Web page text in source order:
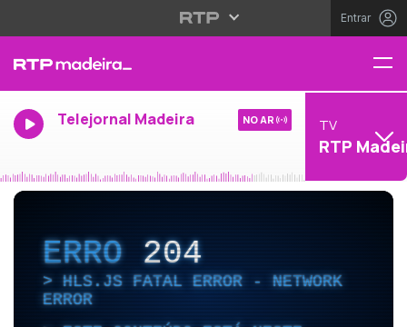
Entrar
Telejornal Madeira NO AR TV
RTP
ERRO204
HLS.JS FATAL ERROR - NETWORK
ERROR